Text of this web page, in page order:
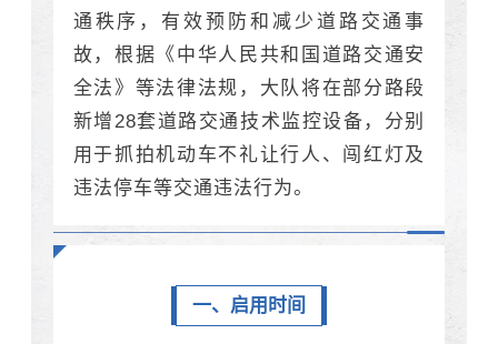
通秩序，有效预防和减少道路交通事
故，根据《中华人民共和国道路交通安
全法》等法律法规， 大队将在部分路段
新增28套道路交通技术监控设备，分别
用于抓拍机动车不礼让行人、闯红灯及
违法停车等交通违法行为。
一、启用时间